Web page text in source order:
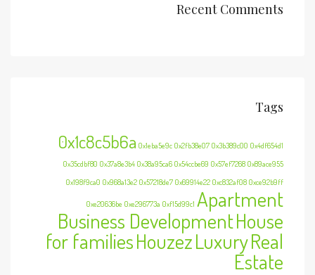
Recent Comments
Tags
0x1c8c5b6a 0x1eba5e9c 0x2fb38e07 0x3b389c00 0x4df654d1
0x35cdbf80 0x37a8e3b4 0x38a95ca6 0x54ccbe69 0x57ef7268 0x89ace955
0x198f9ca0 0x968a13e2 0x57218de7 0x69914e22 0xc832af08 0xce92b9ff
0xe20636be 0xe296773a 0xf15d99c1 Apartment
Business DevelopmentHouse
for familiesHouzezLuxuryReal
Estate